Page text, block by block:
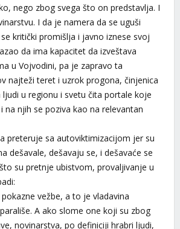
nego zbog svega što on predstavlja. I
I da je namera da se uguši
kritički promišlja i javno iznese svoj
da ima kapacitet da izveštava
u Vojvodini, pa je zapravo ta
najteži teret i uzrok progona, činjenica
ljudi u regionu i svetu čita portale koje
na njih se poziva kao na relevantan
preteruje sa autoviktimizacijom jer su
dešavale, dešavaju se, i dešavaće se
su pretnje ubistvom, provaljivanje u
vežbe, a to je vladavina
A ako slome one koji su zbog
novinarstva, po definiciji hrabri ljudi,